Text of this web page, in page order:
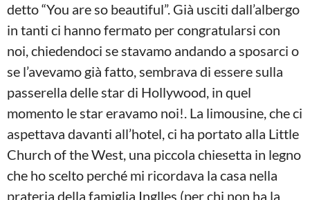
detto “You are so beautiful”. Già usciti dall’albergo
in tanti ci hanno fermato per congratularsi con
noi, chiedendoci se stavamo andando a sposarci o
se l’avevamo già fatto, sembrava di essere sulla
passerella delle star di Hollywood, in quel
momento le star eravamo noi!. La limousine, che ci
aspettava davanti all’hotel, ci ha portato alla Little
Church of the West, una piccola chiesetta in legno
che ho scelto perché mi ricordava la casa nella
prateria della famiglia Inglles (per chi non ha la